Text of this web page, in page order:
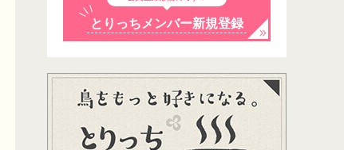
とりっちメンバー新規登録